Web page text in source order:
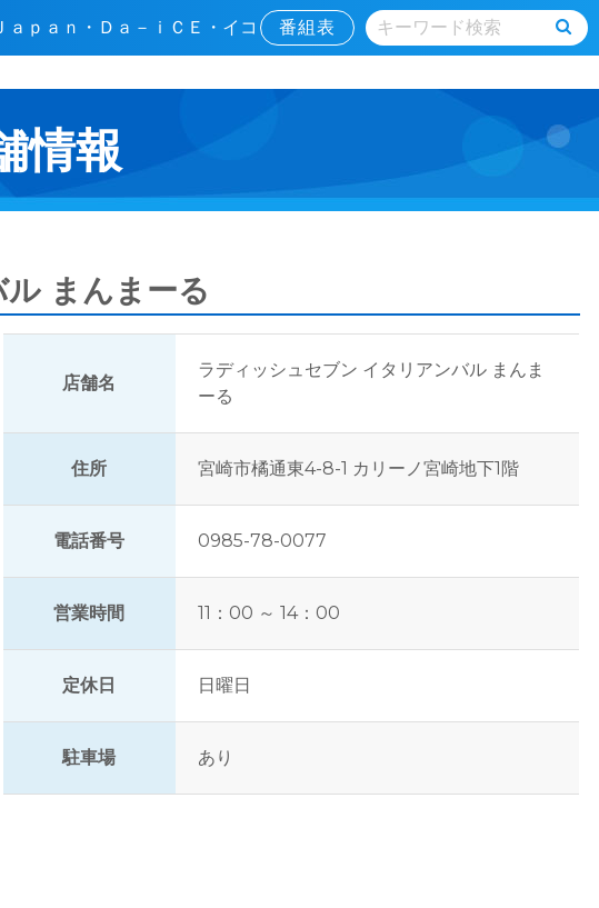
ｐａｎ・Ｄａ－ｉＣＥ・イコ
番組表
情報
まんまーる
店舗名
ラディッシュセブン イタリアンバル まんま
ーる
住所 宮崎市橘通東4-8-1 カリーノ宮崎地下1階
電話番号 0985-78-0077
営業時間 11：00 ～ 14：00
定休日 日曜日
駐車場 あり